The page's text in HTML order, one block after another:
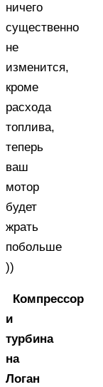
ничего
существенно
не
изменится,
кроме
расхода
топлива,
теперь
ваш
мотор
будет
жрать
побольше
))
Компрессор
и
турбина
на
Логан